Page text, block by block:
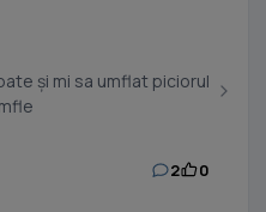
și mi sa umflat piciorul
2 0